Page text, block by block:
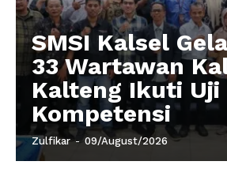
SMSI Kalsel
33 Wartawan
Kalteng Ikuti Uji
Kompetensi
Zulfikar - 09/August/2026